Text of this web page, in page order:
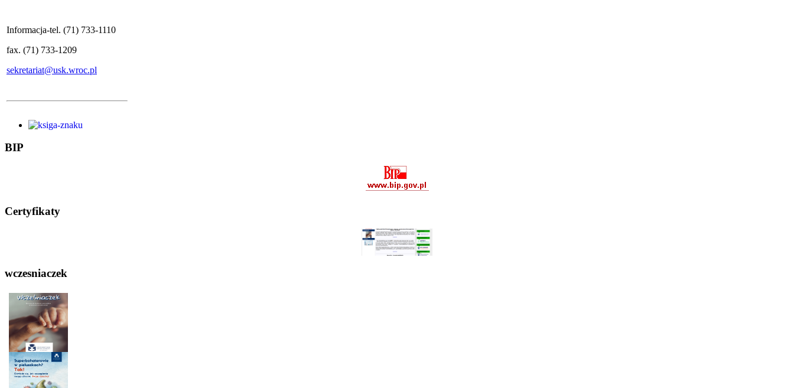
Informacja-tel. (71) 733-1110
fax. (71) 733-1209
sekretariat@usk.wroc.pl
BIP
Certyfikaty
wczesniaczek